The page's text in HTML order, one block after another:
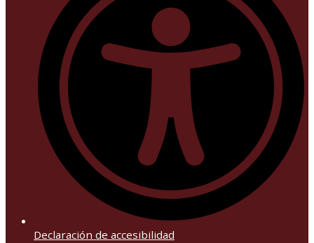
Declaración de accesibilidad